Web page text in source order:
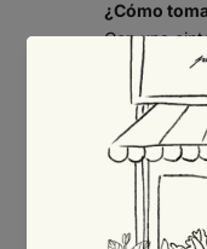
¿Cómo
Con una
sin apretar,
Busto:
pasando
Cintura:
por
Cadera:
y los